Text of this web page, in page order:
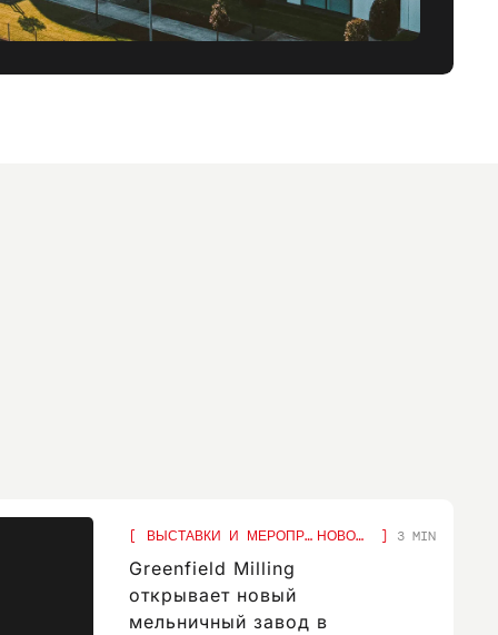
ВЫСТАВКИ И МЕРОПРИЯТИЯ, НОВОСТИ 3 MIN
Greenfield Milling
открывает новый
мельничный завод в